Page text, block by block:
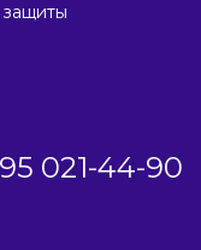
021-44-90